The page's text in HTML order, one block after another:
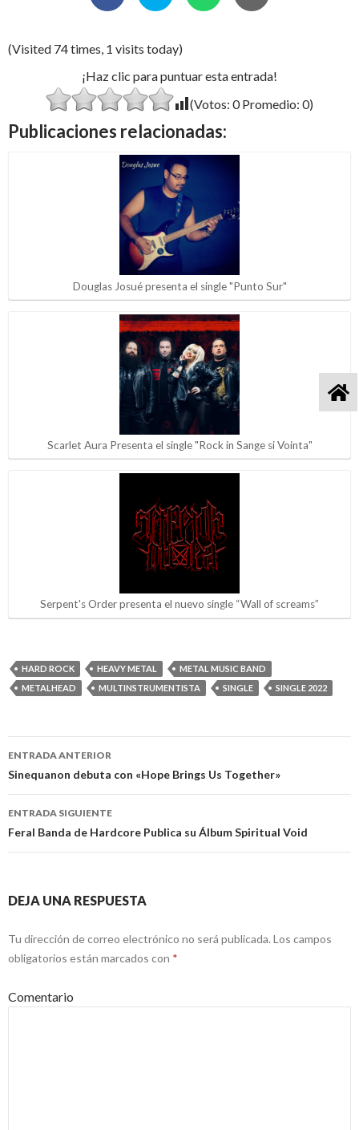
(Visited 74 times, 1 visits today)
¡Haz clic para puntuar esta entrada!
(Votos: 0Promedio: 0)
Publicaciones relacionadas:
Douglas Josué presenta el single "Punto Sur"
Scarlet Aura Presenta el single "Rock in Sange si Vointa"
Serpent's Order presenta el nuevo single “Wall of screams”
HARD ROCK HEAVY METAL
METAL MUSIC BAND
METALHEAD
MULTINSTRUMENTISTA SINGLE SINGLE 2022
Navegación
de
entradas
ENTRADA ANTERIOR
Sinequanon debuta con «Hope Brings Us Together»
ENTRADA SIGUIENTE
Feral Banda de Hardcore Publica su Álbum Spiritual Void
DEJA UNA RESPUESTA
Tu dirección de correo electrónico no será publicada. Los campos
obligatorios están marcados con *
Comentario